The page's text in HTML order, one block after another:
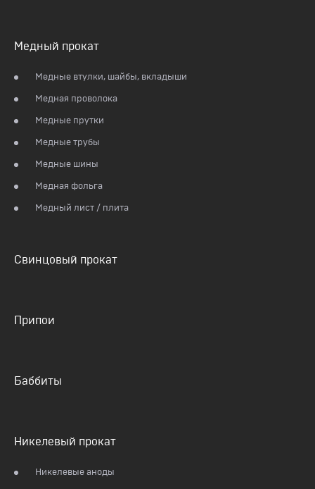
Медный прокат
Медные втулки, шайбы, вкладыши
Медная проволока
Медные прутки
Медные трубы
Медные шины
Медная фольга
Медный лист / плита
Свинцовый прокат
Припои
Баббиты
Никелевый прокат
Никелевые аноды